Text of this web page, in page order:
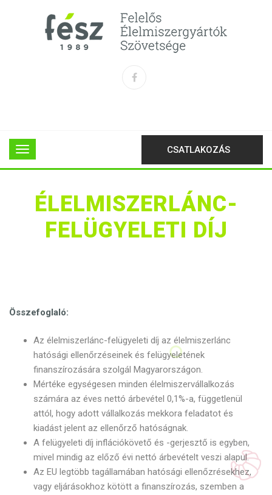
CSATLAKOZÁS
ÉLELMISZERLÁNC-
FELÜGYELETI DÍJ
Összefoglaló:
Az élelmiszerlánc-felügyeleti díj az élelmiszerlánc
hatósági ellenőrzéseinek és felügyeletének
finanszírozására szolgál Magyarországon.
Mértéke egységesen minden élelmiszervállalkozás
számára az éves nettó árbevétel 0,1%-a, függetlenül
attól, hogy adott vállalkozás mekkora feladatot és
kiadást jelent az ellenőrző hatóságnak.
A felügyeleti díj inflációkövető és -gerjesztő is egyben,
mivel mindig az előző évi nettó árbevételt veszi alapul.
Az EU legtöbb tagállamában hatósági ellenőzrésekhez,
vagy eljárásokhoz kötött a finanszírozás, szemben a